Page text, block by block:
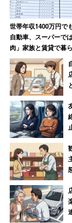
世帯年収1400万円で
自動車、スーパーで
肉」家族と賃貸で暮
性の“お金の掛けどこ